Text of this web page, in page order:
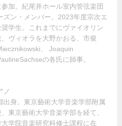
加。紀尾井ホール室内管弦楽団
ズン・メンバー。2023年度宗次エ
学生。これまでにヴァイオリン
ヴィオラを大野かおる、市俊
、 Joaquin
の各氏に師事。
ノ
出身。東京藝術大学音楽学部附属
東京藝術大学音楽学部を経て、
学院音楽研究科修士課程に在